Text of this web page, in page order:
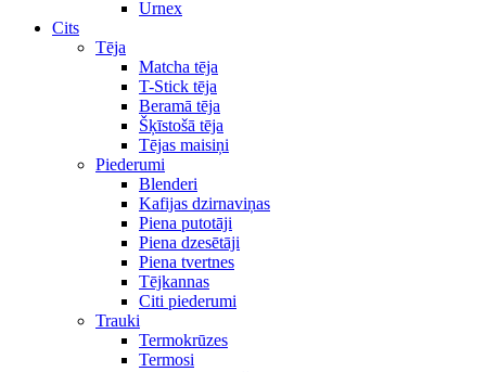
Urnex
Cits
Tēja
Matcha tēja
T-Stick tēja
Beramā tēja
Šķīstošā tēja
Tējas maisiņi
Piederumi
Blenderi
Kafijas dzirnaviņas
Piena putotāji
Piena dzesētāji
Piena tvertnes
Tējkannas
Citi piederumi
Trauki
Termokrūzes
Termosi